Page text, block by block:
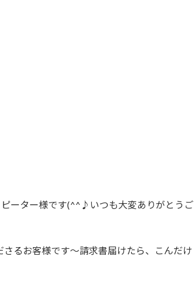
ーター様です(^^♪いつも大変ありがとうご
るお客様です～請求書届けたら、こんだけ